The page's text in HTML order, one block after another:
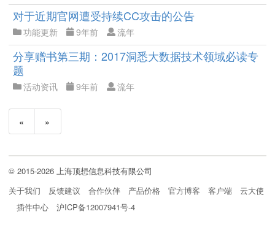
对于近期官网遭受持续CC攻击的公告
功能更新 9年前 流年
分享赠书第三期：2017洞悉大数据技术领域必读专
题
活动资讯 9年前 流年
« »
© 2015-2026 上海顶想信息科技有限公司
关于我们
反馈建议 合作伙伴 产品价格 官方博客 客户端
云大使
插件中心
沪ICP备12007941号-4